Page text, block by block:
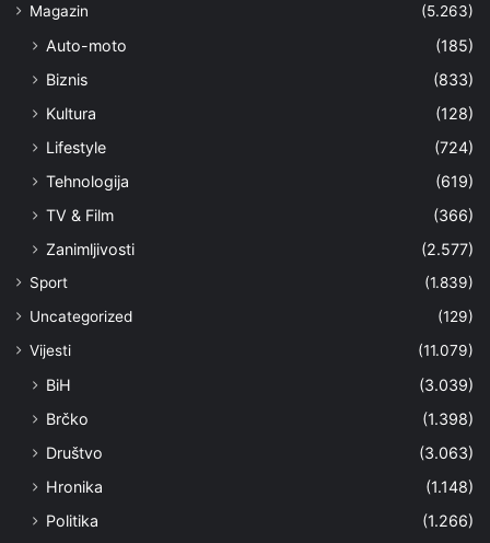
Magazin
(5.263)
Auto-moto
(185)
Biznis
(833)
Kultura
(128)
Lifestyle
(724)
Tehnologija
(619)
TV & Film
(366)
Zanimljivosti
(2.577)
Sport
(1.839)
Uncategorized
(129)
Vijesti
(11.079)
BiH
(3.039)
Brčko
(1.398)
Društvo
(3.063)
Hronika
(1.148)
Politika
(1.266)